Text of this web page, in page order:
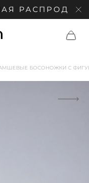
РАСПРОДАЖА:
БОСОНОЖКИ С